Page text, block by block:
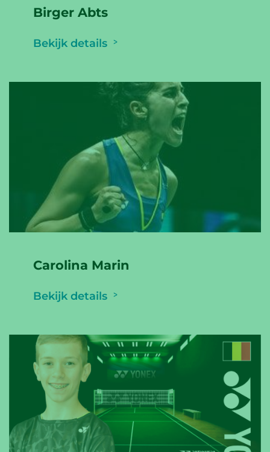
Birger Abts
Bekijk details
Carolina Marin
Bekijk details